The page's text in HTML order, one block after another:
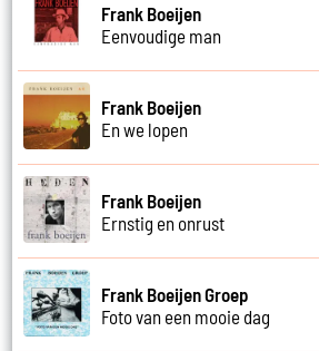
Frank Boeijen
Eenvoudige man
Frank Boeijen
En we lopen
Frank Boeijen
Ernstig en onrust
Frank Boeijen Groep
Foto van een mooie dag